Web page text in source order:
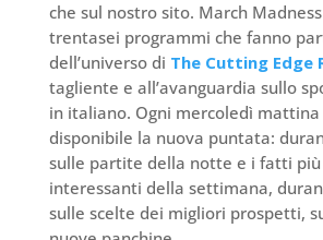
che sul nostro sito. March
trentasei programmi che fanno
dell’universo di The Cutting Edge
tagliente e all’avanguardia sullo
in italiano. Ogni mercoledì mattina
disponibile la nuova puntata:
sulle partite della notte e i fatti più
interessanti della settimana,
sulle scelte dei migliori prospetti,